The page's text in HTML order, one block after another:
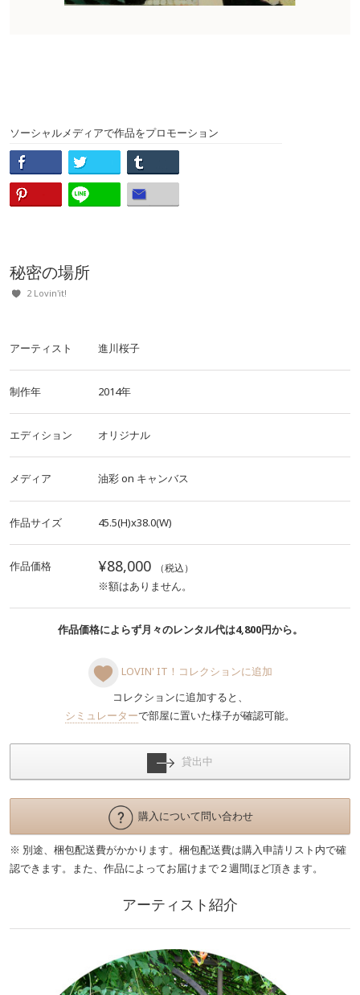
ソーシャルメディアで作品をプロモーション
秘密の場所
2 Lovin'it!
アーティスト 進川桜子
制作年 2014年
エディション オリジナル
メディア 油彩on キャンバス
作品サイズ 45.5(H)x38.0(W)
作品価格 ¥88,000 （税込）
※額はありません。
作品価格によらず月々のレンタル代は4,800円から。
LOVIN' IT！コレクションに追加
コレクションに追加すると、
シミュレーターで部屋に置いた様子が確認可能。
貸出中
購入について問い合わせ
※ 別途、梱包配送費がかかります。梱包配送費は購入申請リスト内で確
認できます。また、作品によってお届けまで２週間ほど頂きます。
アーティスト紹介